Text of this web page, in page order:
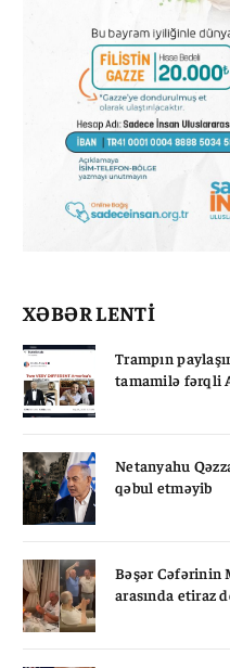
XƏBƏR LENTİ
Trampın
tamamilə fərqli
Netanyahu
qəbul etməyib
Bəşər Cəfərinin
arasında etiraz